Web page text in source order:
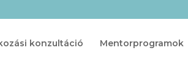
konzultáció Mentorprogramok